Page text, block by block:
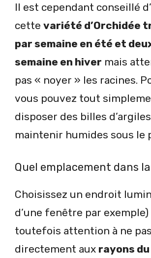
Il est cependant conseillé
cette variété d’Orchidée
par semaine en été et
semaine en hiver mais
pas « noyer » les racines.
vous pouvez tout
disposer des billes
maintenir humides sous le
Quel emplacement dans
Choisissez un endroit
d’une fenêtre par
toutefois attention à ne pas
directement aux rayons